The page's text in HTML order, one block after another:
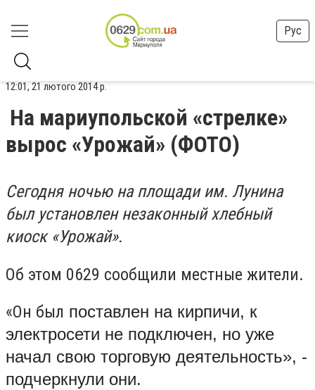
Рус
12:01, 21 лютого 2014 р.
На мариупольской «стрелке»
вырос «Урожай» (ФОТО)
Сегодня ночью на площади им. Лунина
был установлен незаконный хлебный
киоск «Урожай».
Об этом 0629 сообщили местные жители.
«Он был поставлен на кирпичи, к
электросети не подключен, но уже
начал свою торговую деятельность», -
подчеркнули они.